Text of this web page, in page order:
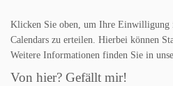
Klicken Sie oben, um Ihre Einwilligung
Calendars zu erteilen. Hierbei können
Weitere Informationen finden Sie in
Von hier? Gefällt mir!